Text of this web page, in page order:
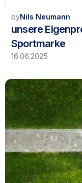
byNils Neumann
unsere
Sportmarke
16.06.2025